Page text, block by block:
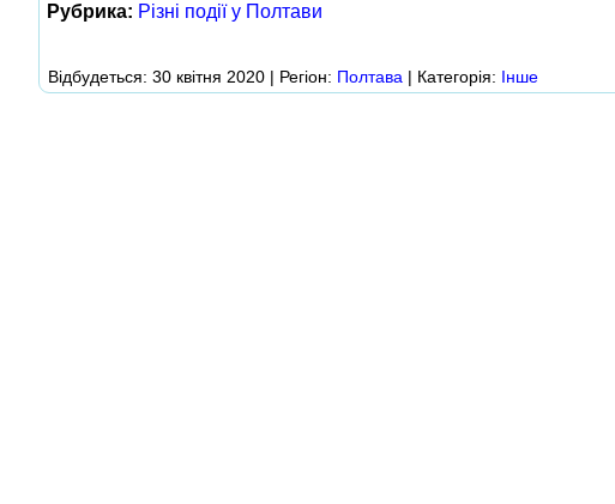
Рубрика: Різні події у Полтави
Відбудеться: 30 квітня 2020 | Регіон: Полтава | Категорія: Інше